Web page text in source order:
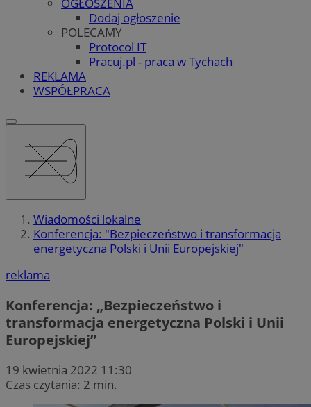
Dodaj ogłoszenie
POLECAMY
Protocol IT
Pracuj.pl - praca w Tychach
REKLAMA
WSPÓŁPRACA
Wiadomości lokalne
Konferencja: "Bezpieczeństwo i transformacja
energetyczna Polski i Unii Europejskiej"
reklama
Konferencja: „Bezpieczeństwo i
transformacja energetyczna Polski i Unii
Europejskiej”
19 kwietnia 2022 11:30
Czas czytania: 2 min.